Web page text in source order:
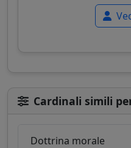
Cardinali simili
Dottrina morale